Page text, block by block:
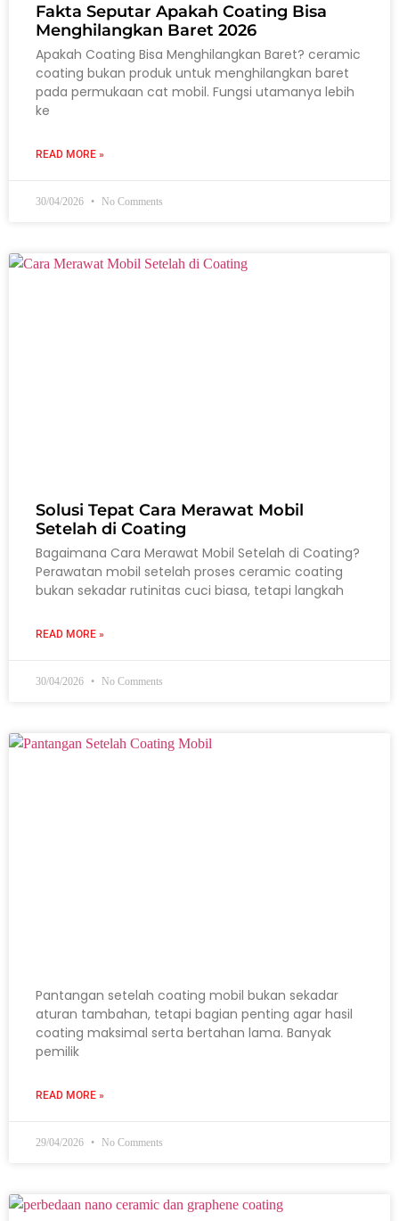
Fakta Seputar Apakah Coating Bisa
Menghilangkan Baret 2026
Apakah Coating Bisa Menghilangkan Baret? ceramic
coating bukan produk untuk menghilangkan baret
pada permukaan cat mobil. Fungsi utamanya lebih
ke
READ MORE »
30/04/2026 No Comments
Solusi Tepat Cara Merawat Mobil
Setelah di Coating
Bagaimana Cara Merawat Mobil Setelah di Coating?
Perawatan mobil setelah proses ceramic coating
bukan sekadar rutinitas cuci biasa, tetapi langkah
READ MORE »
30/04/2026 No Comments
Pantangan setelah coating mobil bukan sekadar
aturan tambahan, tetapi bagian penting agar hasil
coating maksimal serta bertahan lama. Banyak
pemilik
READ MORE »
29/04/2026 No Comments